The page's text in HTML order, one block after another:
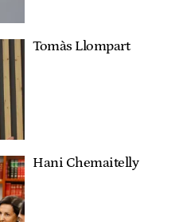
Tomàs Llompart
Hani Chemaitelly